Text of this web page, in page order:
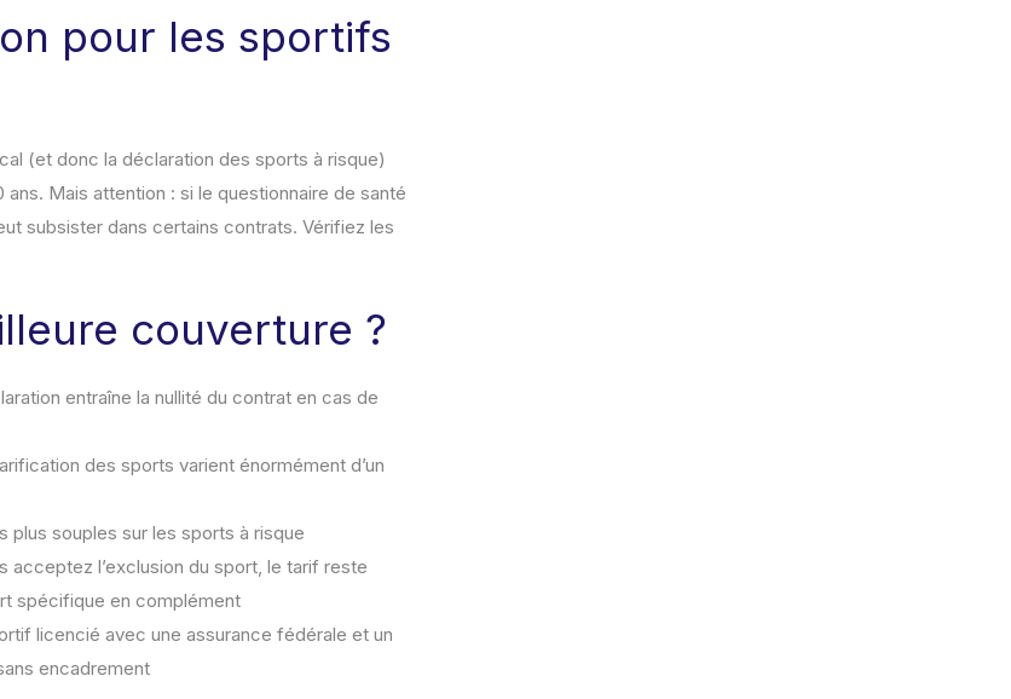
pour les sportifs
(et donc la déclaration des sports à risque)
Mais attention : si le questionnaire de santé
subsister dans certains contrats. Vérifiez les
couverture ?
entraîne la nullité du contrat en cas de
des sports varient énormément d’un
plus souples sur les sports à risque
acceptez l’exclusion du sport, le tarif reste
spécifique en complément
licencié avec une assurance fédérale et un
encadrement